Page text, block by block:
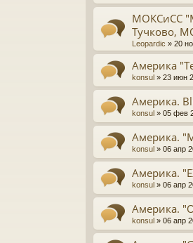
МОКСиСС
Тучково,
Leopardic » 20
Америка
konsul » 23 июн
Америка.
konsul » 05 фев
Америка.
konsul » 06 апр
Америка.
konsul » 06 апр
Америка.
konsul » 06 апр